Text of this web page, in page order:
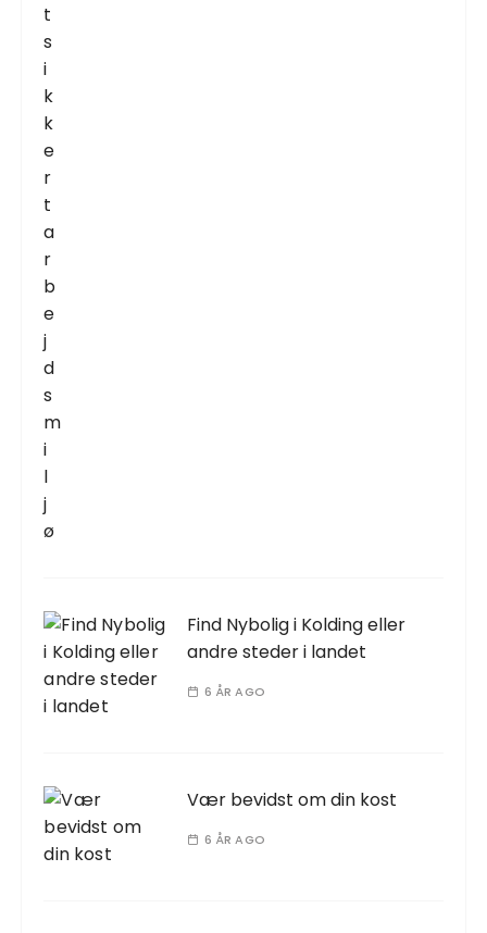
Find Nybolig i Kolding eller
andre steder i landet
6 ÅR AGO
Vær bevidst om din kost
6 ÅR AGO